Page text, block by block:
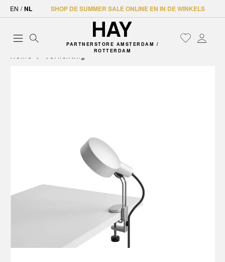
EN / NL SHOP DE SUMMER SALE ONLINE EN IN DE WINKELS
PARTNERSTORE AMSTERDAM /
ROTTERDAM
Home Verlichting